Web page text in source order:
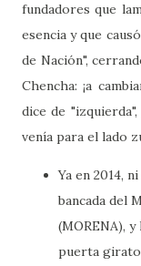
fundadores que
esencia y que
de Nación",
Chencha: ¡a
dice de
venía para el lado
Ya en 2014,
bancada del
(MORENA),
puerta